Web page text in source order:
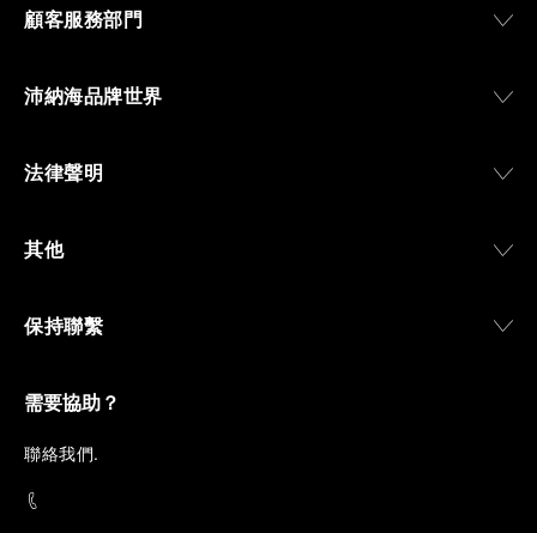
顧客服務部門
沛納海品牌世界
法律聲明
其他
保持聯繫
需要協助？
聯絡我們.